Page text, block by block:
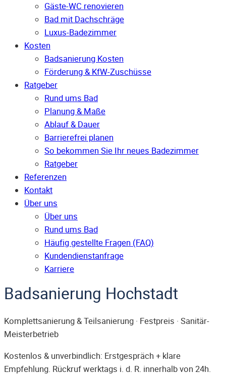
Gäste-WC renovieren
Bad mit Dachschräge
Luxus-Badezimmer
Kosten
Badsanierung Kosten
Förderung & KfW-Zuschüsse
Ratgeber
Rund ums Bad
Planung & Maße
Ablauf & Dauer
Barrierefrei planen
So bekommen Sie Ihr neues Badezimmer
Ratgeber
Referenzen
Kontakt
Über uns
Über uns
Rund ums Bad
Häufig gestellte Fragen (FAQ)
Kunden­dienst­anfrage
Karriere
Badsanierung Hochstadt
Komplettsanierung & Teilsanierung · Festpreis · Sanitär-
Meisterbetrieb
Kostenlos & unverbindlich: Erstgespräch + klare
Empfehlung. Rückruf werktags i. d. R. innerhalb von 24h.